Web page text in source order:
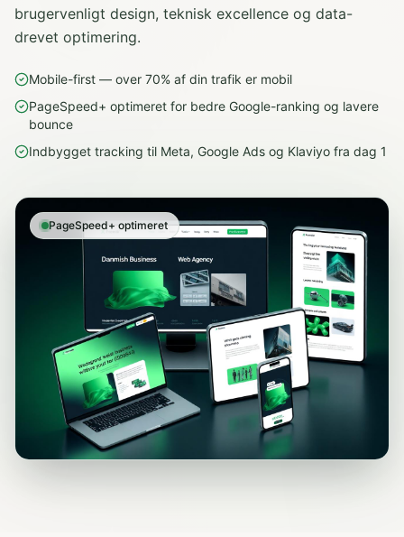
brugervenligt design, teknisk excellence og data-
drevet optimering.
Mobile-first — over 70% af din trafik er mobil
PageSpeed+ optimeret for bedre Google-ranking og lavere
bounce
Indbygget tracking til Meta, Google Ads og Klaviyo fra dag 1
PageSpeed+ optimeret